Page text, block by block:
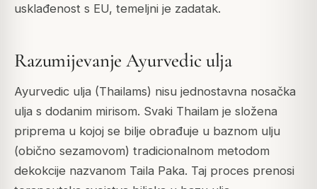
usklađenost s EU, temeljni je zadatak.
Razumijevanje Ayurvedic ulja
Ayurvedic ulja (Thailams) nisu jednostavna nosačka
ulja s dodanim mirisom. Svaki Thailam je složena
priprema u kojoj se bilje obrađuje u baznom ulju
(obično sezamovom) tradicionalnom metodom
dekokcije nazvanom Taila Paka. Taj proces prenosi